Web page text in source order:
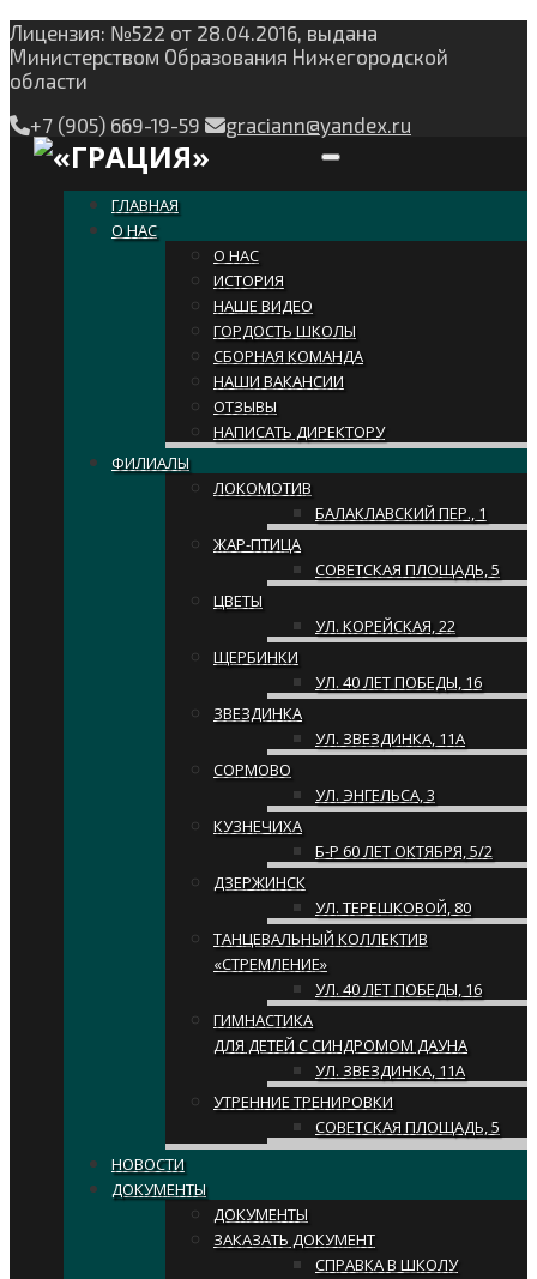
Лицензия: №522 от 28.04.2016, выдана
Министерством Образования Нижегородской
области
+7 (905) 669-19-59
graciann@yandex.ru
Toggle navigation
ГЛАВНАЯ
О НАС
О НАС
ИСТОРИЯ
НАШЕ ВИДЕО
ГОРДОСТЬ ШКОЛЫ
СБОРНАЯ КОМАНДА
НАШИ ВАКАНСИИ
ОТЗЫВЫ
НАПИСАТЬ ДИРЕКТОРУ
ФИЛИАЛЫ
ЛОКОМОТИВ
БАЛАКЛАВСКИЙ ПЕР., 1
ЖАР-ПТИЦА
СОВЕТСКАЯ ПЛОЩАДЬ, 5
ЦВЕТЫ
УЛ. КОРЕЙСКАЯ, 22
ЩЕРБИНКИ
УЛ. 40 ЛЕТ ПОБЕДЫ, 16
ЗВЕЗДИНКА
УЛ. ЗВЕЗДИНКА, 11А
СОРМОВО
УЛ. ЭНГЕЛЬСА, 3
КУЗНЕЧИХА
Б-Р 60 ЛЕТ ОКТЯБРЯ, 5/2
ДЗЕРЖИНСК
УЛ. ТЕРЕШКОВОЙ, 80
ТАНЦЕВАЛЬНЫЙ КОЛЛЕКТИВ
«СТРЕМЛЕНИЕ»
УЛ. 40 ЛЕТ ПОБЕДЫ, 16
ГИМНАСТИКА
ДЛЯ ДЕТЕЙ С СИНДРОМОМ ДАУНА
УЛ. ЗВЕЗДИНКА, 11А
УТРЕННИЕ ТРЕНИРОВКИ
СОВЕТСКАЯ ПЛОЩАДЬ, 5
НОВОСТИ
ДОКУМЕНТЫ
ДОКУМЕНТЫ
ЗАКАЗАТЬ ДОКУМЕНТ
СПРАВКА В ШКОЛУ